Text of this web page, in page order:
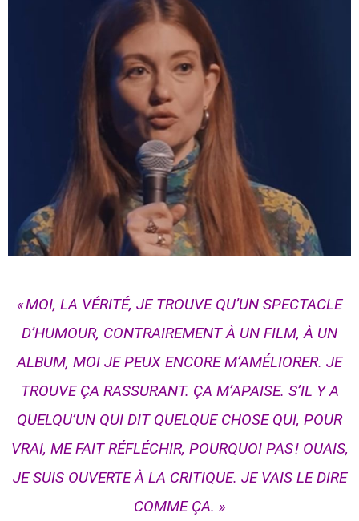
« MOI, LA VÉRITÉ, JE TROUVE QU’UN SPECTACLE
D’HUMOUR, CONTRAIREMENT À UN FILM, À UN
ALBUM, MOI JE PEUX ENCORE M’AMÉLIORER. JE
TROUVE ÇA RASSURANT. ÇA M’APAISE. S’IL Y A
QUELQU’UN QUI DIT QUELQUE CHOSE QUI, POUR
VRAI, ME FAIT RÉFLÉCHIR, POURQUOI PAS ! OUAIS,
JE SUIS OUVERTE À LA CRITIQUE. JE VAIS LE DIRE
COMME ÇA. »